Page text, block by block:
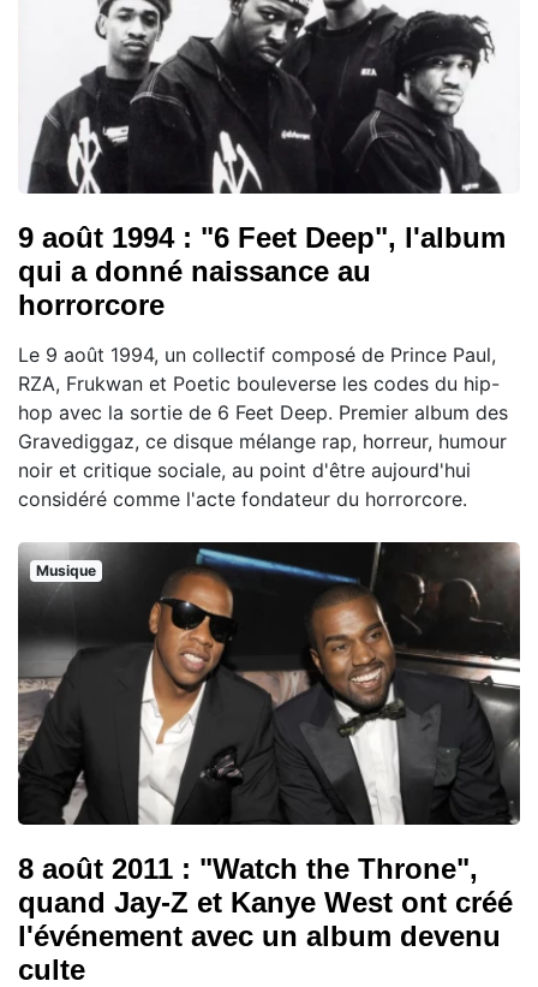
9 août 1994 : "6 Feet Deep", l'album
qui a donné naissance au
horrorcore
Le 9 août 1994, un collectif composé de Prince Paul,
RZA, Frukwan et Poetic bouleverse les codes du hip-
hop avec la sortie de 6 Feet Deep. Premier album des
Gravediggaz, ce disque mélange rap, horreur, humour
noir et critique sociale, au point d'être aujourd'hui
considéré comme l'acte fondateur du horrorcore.
Musique
8 août 2011 : "Watch the Throne",
quand Jay-Z et Kanye West ont créé
l'événement avec un album devenu
culte